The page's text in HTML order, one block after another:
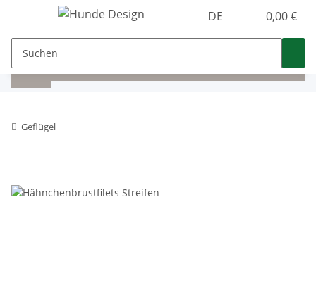
DE 0,00 €
Geflügel